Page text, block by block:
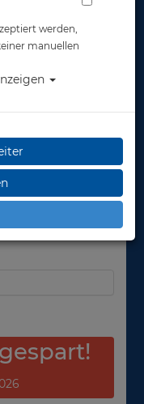
€*
gespart!
werden,
manuellen